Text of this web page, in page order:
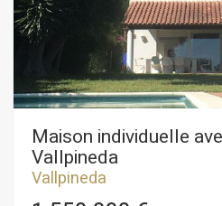
imprenable sur la mer. Le quartier de Vallpineda à Sitges est
un quartier calme et agréable
de sécurité 24h/24 et la
L'accès à l'autoroute C-32 en
aéroport est très facile et rapide.
Maison individuelle
Vallpineda
Vallpineda